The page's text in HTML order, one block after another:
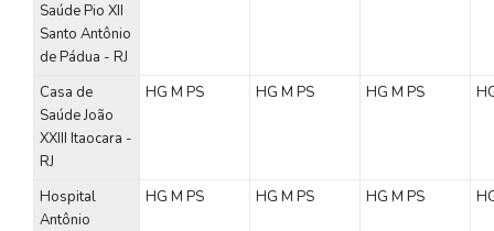
Saúde Pio XII
Santo Antônio
de Pádua - RJ
Casa de
Saúde João
XXIII Itaocara -
RJ
HG M PS HG M PS HG M PS
Hospital
Antônio
HG M PS HG M PS HG M PS